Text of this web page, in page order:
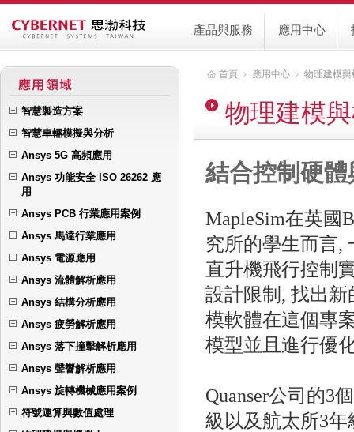
應用中心
產品與服務
智慧製造方案
智慧車輛模擬與分析
Ansys 5G 高頻應用
Ansys 功能安全 ISO 26262 應
用
Ansys PCB 行業應用案例
Ansys 馬達行業應用
Ansys 電源應用
Ansys 流體解析應用
Ansys 結構分析應用
Ansys 疲勞解析應用
Ansys 落下撞擊解析應用
Ansys 聲響解析應用
Ansys 旋轉機械應用案例
符號運算與數值處理
首頁 ﹥ 應用中心 ﹥ 物理建模與
物理建模
結合控制硬
MapleSim在英國
究所的學生而言,
直升機飛行控制
設計限制, 找出新
模軟體在這個專
模型並且進行優
Quanser公司的3
級以及航太所3